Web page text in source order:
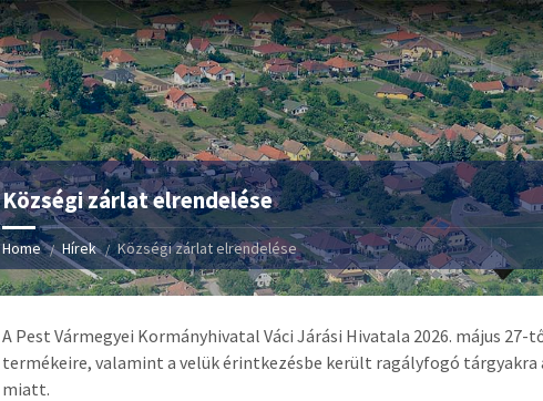
Községi zárlat elrendelése
Home Hírek Községi zárlat elrendelése
A Pest Vármegyei Kormányhivatal Váci Járási Hivatala 2026. május
termékeire, valamint a velük érintkezésbe került ragályfogó
miatt.